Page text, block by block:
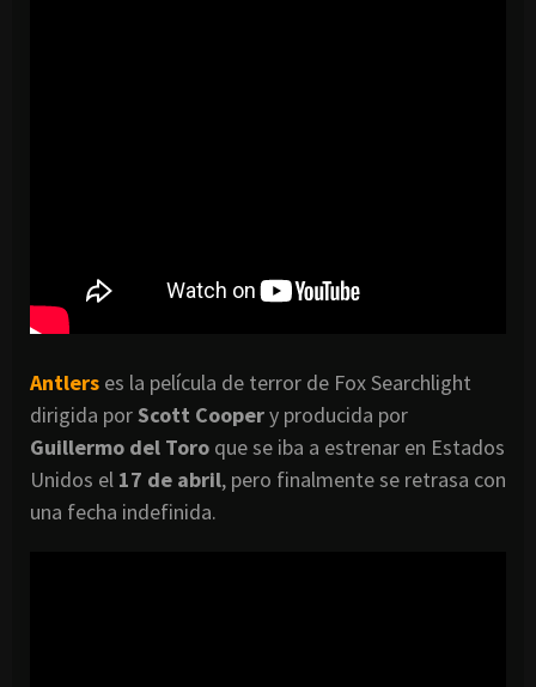
Antlers es la película de terror de Fox Searchlight
dirigida porScott Coopery producida por
Guillermo del Toro que se iba a estrenar en Estados
Unidos el 17 de abril, pero finalmente se retrasa con
una fecha indefinida.